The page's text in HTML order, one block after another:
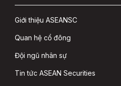
Giới thiệu ASEANSC
Quan hệ cổ đông
Đội ngũ nhân sự
Tin tức ASEAN Securities